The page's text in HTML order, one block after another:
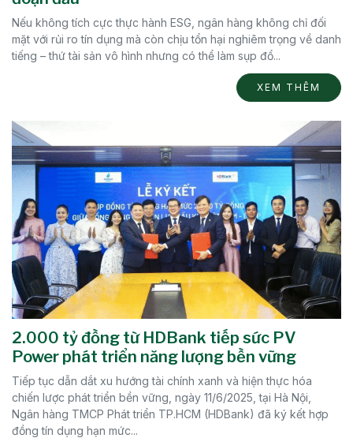
Nếu không tích cực thực hành ESG, ngân hàng không chỉ đối
mặt với rủi ro tín dụng mà còn chịu tổn hại nghiêm trọng về danh
tiếng – thứ tài sản vô hình nhưng có thể làm sụp đổ...
XEM THÊM
2.000 tỷ đồng từ HDBank tiếp sức PV
Power phát triển năng lượng bền vững
Tiếp tục dẫn dắt xu hướng tài chính xanh và hiện thực hóa
chiến lược phát triển bền vững, ngày 11/6/2025, tại Hà Nội,
Ngân hàng TMCP Phát triển TP.HCM (HDBank) đã ký kết hợp
đồng tín dụng hạn mức...